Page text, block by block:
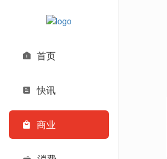
首页
快讯
商业